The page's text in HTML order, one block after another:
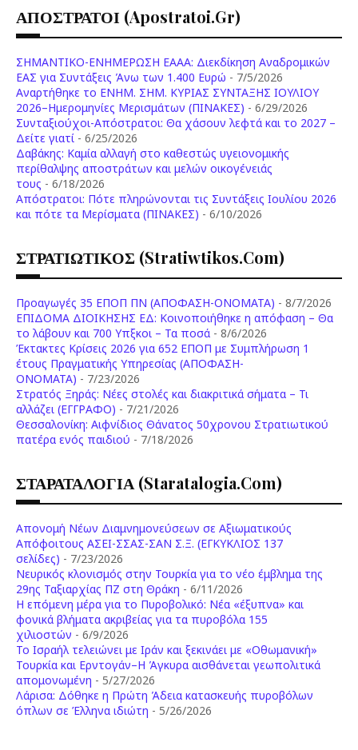
ΑΠΟΣΤΡΑΤΟΙ (apostratoi.gr)
ΣΗΜΑΝΤΙΚΟ-ΕΝΗΜΕΡΩΣΗ ΕΑΑΑ: Διεκδίκηση Αναδρομικών
ΕΑΣ για Συντάξεις Άνω των 1.400 Ευρώ - 7/5/2026
Aναρτήθηκε το ENHM. ΣΗΜ. ΚΥΡΙΑΣ ΣΥΝΤΑΞΗΣ ΙΟΥΛΙΟΥ
2026–Ημερομηνίες Μερισμάτων (ΠΙΝΑΚΕΣ) - 6/29/2026
Συνταξιούχοι-Απόστρατοι: Θα χάσουν λεφτά και το 2027 –
Δείτε γιατί - 6/25/2026
Δαβάκης: Καμία αλλαγή στο καθεστώς υγειονομικής
περίθαλψης αποστράτων και μελών οικογένειάς
τους - 6/18/2026
Aπόστρατοι: Πότε πληρώνονται τις Συντάξεις Ιουλίου 2026
και πότε τα Μερίσματα (ΠΙΝΑΚΕΣ) - 6/10/2026
ΣΤΡΑΤΙΩΤΙΚΟΣ (stratiwtikos.com)
Προαγωγές 35 ΕΠΟΠ ΠΝ (ΑΠΟΦΑΣΗ-ΟΝΟΜΑΤΑ) - 8/7/2026
ΕΠΙΔΟΜΑ ΔΙΟΙΚΗΣΗΣ ΕΔ: Κοινοποιήθηκε η απόφαση – Θα
το λάβουν και 700 Υπξκοι – Τα ποσά - 8/6/2026
Έκτακτες Κρίσεις 2026 για 652 ΕΠΟΠ με Συμπλήρωση 1
έτους Πραγματικής Υπηρεσίας (ΑΠΟΦΑΣΗ-
ONOMATA) - 7/23/2026
Στρατός Ξηράς: Νέες στολές και διακριτικά σήματα – Τι
αλλάζει (ΕΓΓΡΑΦΟ) - 7/21/2026
Θεσσαλονίκη: Αιφνίδιος Θάνατος 50χρονου Στρατιωτικού
πατέρα ενός παιδιού - 7/18/2026
ΣΤΑΡΑΤΑΛΟΓΙΑ (staratalogia.com)
Απονομή Νέων Διαμνημονεύσεων σε Αξιωματικούς
Απόφοιτους ΑΣΕΙ-ΣΣΑΣ-ΣΑΝ Σ.Ξ. (ΕΓΚΥΚΛΙΟΣ 137
σελίδες) - 7/23/2026
Νευρικός κλονισμός στην Τουρκία για το νέο έμβλημα της
29ης Ταξιαρχίας ΠΖ στη Θράκη - 6/11/2026
Η επόμενη μέρα για το Πυροβολικό: Νέα «έξυπνα» και
φονικά βλήματα ακριβείας για τα πυροβόλα 155
χιλιοστών - 6/9/2026
Το Ισραήλ τελειώνει με Ιράν και ξεκινάει με «Οθωμανική»
Τουρκία και Ερντογάν–Η Άγκυρα αισθάνεται γεωπολιτικά
απομονωμένη - 5/27/2026
Λάρισα: Δόθηκε η Πρώτη Άδεια κατασκευής πυροβόλων
όπλων σε Έλληνα ιδιώτη - 5/26/2026